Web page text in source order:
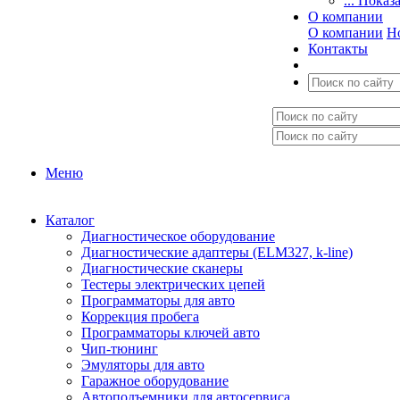
О компании
О компании
Контакты
Меню
Каталог
Диагностическое оборудование
Диагностические адаптеры (ELM327, k-line)
Диагностические сканеры
Тестеры электрических цепей
Программаторы для авто
Коррекция пробега
Программаторы ключей авто
Чип-тюнинг
Эмуляторы для авто
Гаражное оборудование
Автоподъемники для автосервиса